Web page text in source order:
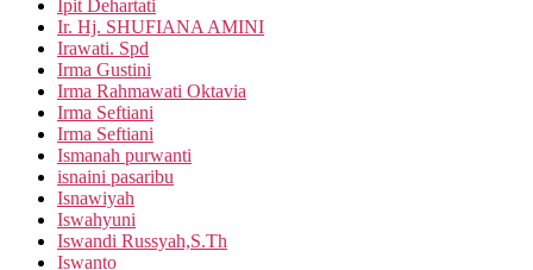
Ipit Dehartati
Ir. Hj. SHUFIANA AMINI
Irawati. Spd
Irma Gustini
Irma Rahmawati Oktavia
Irma Seftiani
Irma Seftiani
Ismanah purwanti
isnaini pasaribu
Isnawiyah
Iswahyuni
Iswandi Russyah,S.Th
Iswanto